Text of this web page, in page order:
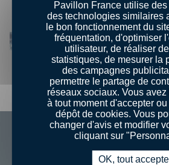
Ouvrir l'image
bouton suivant pour slider
CES ARTICLES
Pavillon France utilise
des technologies similaires
le bon fonctionnement du
fréquentation, d'optimiser
utilisateur, de réaliser
statistiques, de mesurer la
des campagnes
permettre le partage de
réseaux sociaux. Vous
à tout moment d'accepter
dépôt de cookies. Vous
changer d'avis et modifier
cliquant sur
OK, tout